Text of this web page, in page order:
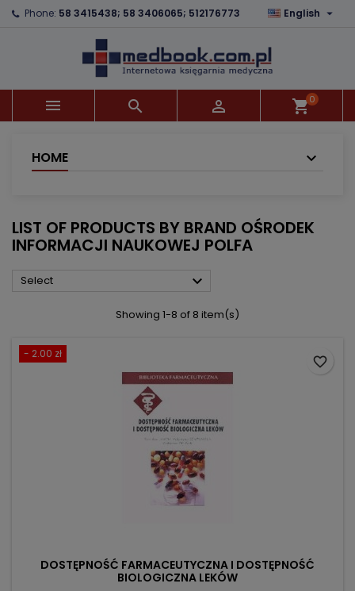
Phone: 58 3415438; 58 3406065; 512176773 English 
   shopping_cart0
HOME
LIST OF PRODUCTS BY BRAND OŚRODEK
INFORMACJI NAUKOWEJ POLFA
Select 
Showing 1-8 of 8 item(s)
- 2.00 zł
DOSTĘPNOŚĆ FARMACEUTYCZNA I DOSTĘPNOŚĆ
BIOLOGICZNA LEKÓW
favorite_border
×
×
((confirmMessage))
((cancelText)) ((modalDeleteText))
×
Wishlist name
Create wishlist
×
You need to be logged in to save products in your
wishlist.